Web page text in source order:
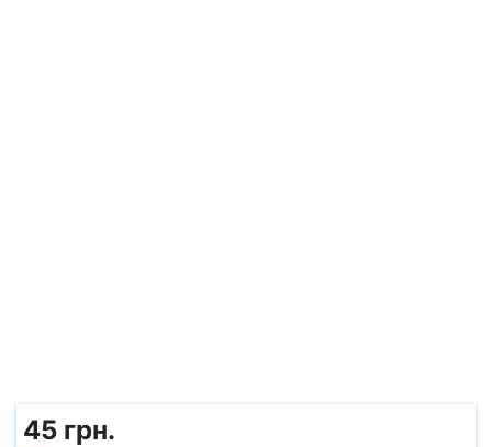
45 грн.